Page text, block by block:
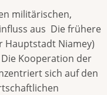
militärischen,
aus Die frühere
Hauptstadt Niamey)
Kooperation der
sich auf den